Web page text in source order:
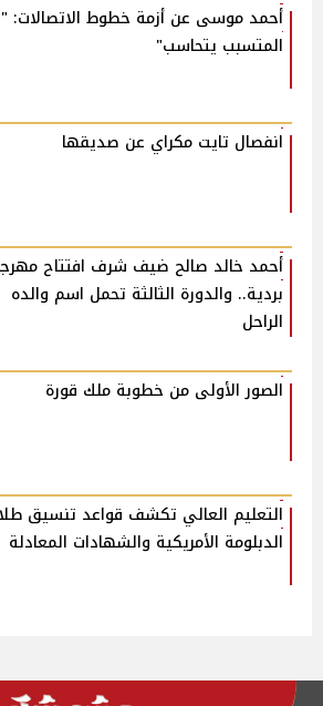
أحمد موسى عن أزمة خطوط الاتصالات:
المتسبب يتحاسب"
انفصال تايت مكراي عن صديقها
أحمد خالد صالح ضيف شرف افتتاح
بردية.. والدورة الثالثة تحمل اسم والده
الراحل
الصور الأولى من خطوبة ملك قورة
التعليم العالي تكشف قواعد تنسيق
الدبلومة الأمريكية والشهادات المعادلة